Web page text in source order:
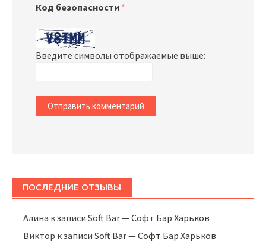
Код безопасности *
Введите символы отображаемые выше:
ПОСЛЕДНИЕ ОТЗЫВЫ
Алина к записиSoft Bar — Софт Бар Харьков
Виктор к записиSoft Bar — Софт Бар Харьков